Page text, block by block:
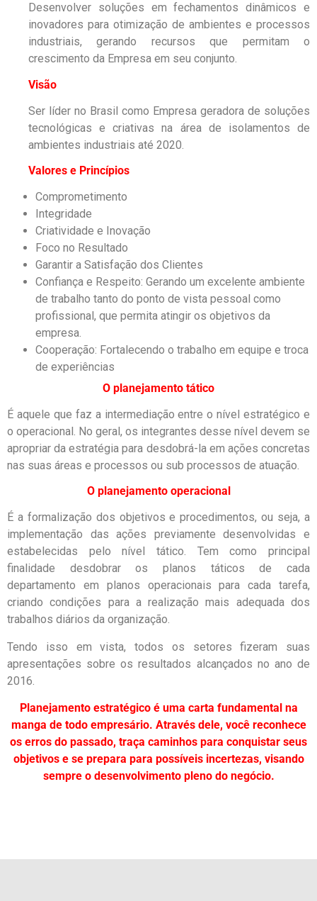
Desenvolver soluções em fechamentos dinâmicos e
inovadores para otimização de ambientes e processos
industriais, gerando recursos que permitam o
crescimento da Empresa em seu conjunto.
Visão
Ser líder no Brasil como Empresa geradora de soluções
tecnológicas e criativas na área de isolamentos de
ambientes industriais até 2020.
Valores e Princípios
Comprometimento
Integridade
Criatividade e Inovação
Foco no Resultado
Garantir a Satisfação dos Clientes
Confiança e Respeito: Gerando um excelente ambiente
de trabalho tanto do ponto de vista pessoal como
profissional, que permita atingir os objetivos da
empresa.
Cooperação: Fortalecendo o trabalho em equipe e troca
de experiências
O planejamento tático
É aquele que faz a intermediação entre o nível estratégico e
o operacional. No geral, os integrantes desse nível devem se
apropriar da estratégia para desdobrá-la em ações concretas
nas suas áreas e processos ou sub processos de atuação.
O planejamento operacional
É a formalização dos objetivos e procedimentos, ou seja, a
implementação das ações previamente desenvolvidas e
estabelecidas pelo nível tático. Tem como principal
finalidade desdobrar os planos táticos de cada
departamento em planos operacionais para cada tarefa,
criando condições para a realização mais adequada dos
trabalhos diários da organização.
Tendo isso em vista, todos os setores fizeram suas
apresentações sobre os resultados alcançados no ano de
2016.
Planejamento estratégico é uma carta fundamental na
manga de todo empresário. Através dele, você reconhece
os erros do passado, traça caminhos para conquistar seus
objetivos e se prepara para possíveis incertezas, visando
sempre o desenvolvimento pleno do negócio.